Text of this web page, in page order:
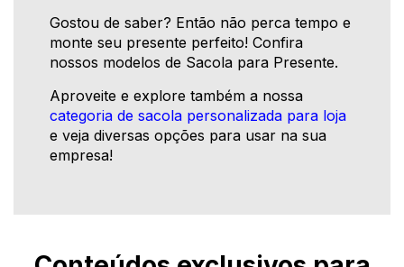
Gostou de saber? Então não perca tempo e
monte seu presente perfeito! Confira
nossos modelos de Sacola para Presente.
Aproveite e explore também a nossa
categoria de sacola personalizada para loja
e veja diversas opções para usar na sua
empresa!